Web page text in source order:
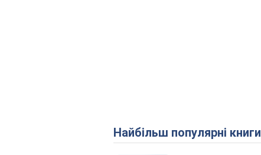
Найбільш популярні книги